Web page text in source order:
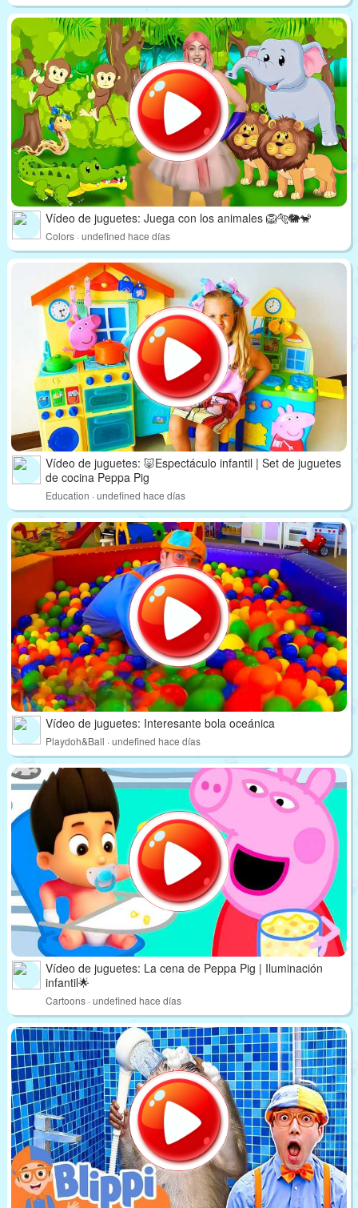
Vídeo de juguetes: Juega con los animales 🦁🐅🐘🐒
Colors · undefined hace días
Vídeo de juguetes: 🐷Espectáculo infantil | Set de juguetes
de cocina Peppa Pig
Education · undefined hace días
Vídeo de juguetes: Interesante bola oceánica
Playdoh&Ball · undefined hace días
Vídeo de juguetes: La cena de Peppa Pig | Iluminación
infantil🌟
Cartoons · undefined hace días